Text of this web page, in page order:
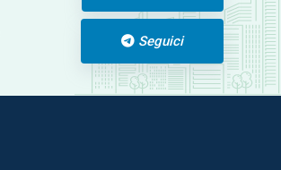
Seguici